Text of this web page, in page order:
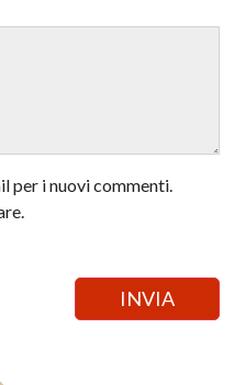
per i nuovi commenti.